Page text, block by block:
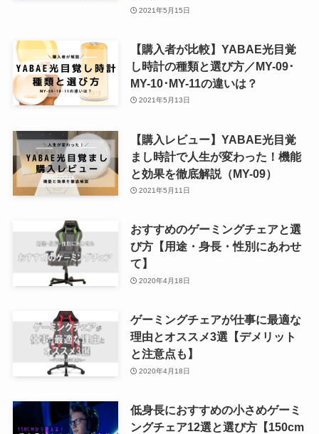
2021年5月15日
【購入者が比較】YABAE光目覚
し時計の種類と選び方／MY-09･
MY-10･MY-11の違いは？
2021年5月13日
【購入レビュー】YABAE光目覚
まし時計で人生が変わった！機能
と効果を徹底解説（MY-09）
2021年5月11日
おすすめのゲーミングチェアと選
び方【用途・身長・性別にあわせ
て】
2020年4月18日
ゲーミングチェアが仕事に最適な
理由とオススメ3選【デメリット
と注意点も】
2020年4月18日
低身長におすすめの小さめゲーミ
ングチェア12選と選び方【150cm